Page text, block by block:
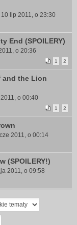
10 lip 2011, o 23:30
End (SPOILERY)
o 20:36
1 2
and the Lion
o 00:40
1 2
2011, o 00:14
(SPOILERY!)
2011, o 09:58